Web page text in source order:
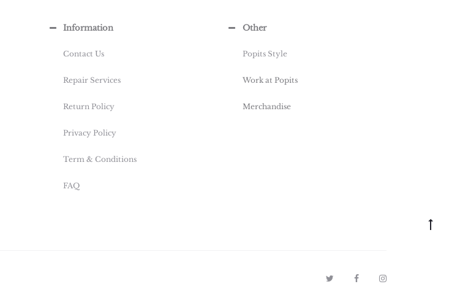
Information
Contact Us
Repair Services
Return Policy
Privacy Policy
Term & Conditions
FAQ
Other
Popits Style
Work at Popits
Merchandise